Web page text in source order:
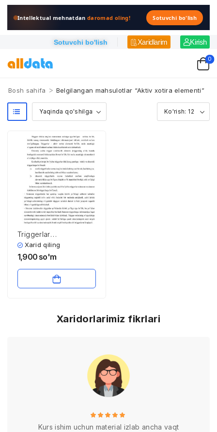
Intellektual mehnatdandaromad oling! Sotuvchi bo'lish
Sotuvchi bo'lish Xaridlarim Kirish
0
Bosh sahifa > Belgilangan mahsulotlar “Aktiv xotira elementi”
Triggerlar
sxematexnikasi
Xarid qiling
1,900 so'm
Xaridorlarimiz fikrlari
Kurs ishim uchun material izlab ancha vaqt